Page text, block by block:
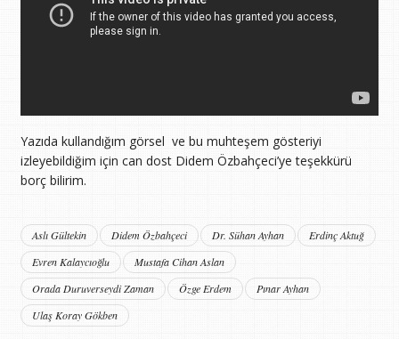
Yazıda kullandığım görsel ve bu muhteşem gösteriyi
izleyebildiğim için can dost Didem Özbahçeci’ye teşekkürü
borç bilirim.
Aslı Gültekin Didem Özbahçeci Dr. Sühan Ayhan
Erdinç Aktuğ
Evren Kalaycıoğlu
Mustafa Cihan Aslan
Orada Duruverseydi Zaman
Özge Erdem
Pınar Ayhan
Ulaş Koray Gökben